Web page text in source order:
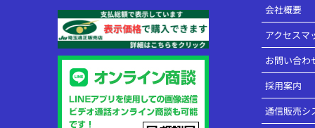
会社概要
アクセスマ
お問い合わ
採用案内
通信販売シ